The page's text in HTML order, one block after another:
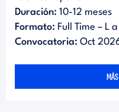
Duración: 10-12 meses
Formato: Full Time – L
Convocatoria: Oct